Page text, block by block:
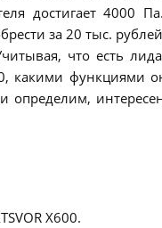
достигает 4000
за 20 тыс.
что есть
какими функциями
X600.